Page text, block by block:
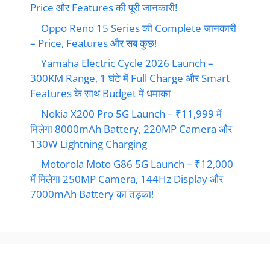
Price और Features की पूरी जानकारी!
Oppo Reno 15 Series की Complete जानकारी
– Price, Features और सब कुछ!
Yamaha Electric Cycle 2026 Launch –
300KM Range, 1 घंटे में Full Charge और Smart
Features के साथ Budget में धमाका
Nokia X200 Pro 5G Launch – ₹11,999 में
मिलेगा 8000mAh Battery, 220MP Camera और
130W Lightning Charging
Motorola Moto G86 5G Launch – ₹12,000
में मिलेगा 250MP Camera, 144Hz Display और
7000mAh Battery का तड़का!